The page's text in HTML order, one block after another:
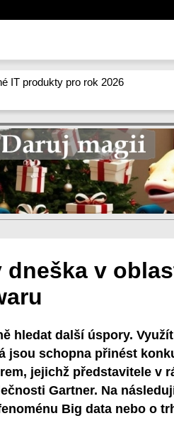
IT produkty pro rok 2026
v
hledat další úspory.
jsou schopna přinést
jejichž představitele v
Gartner. Na
Big data nebo o